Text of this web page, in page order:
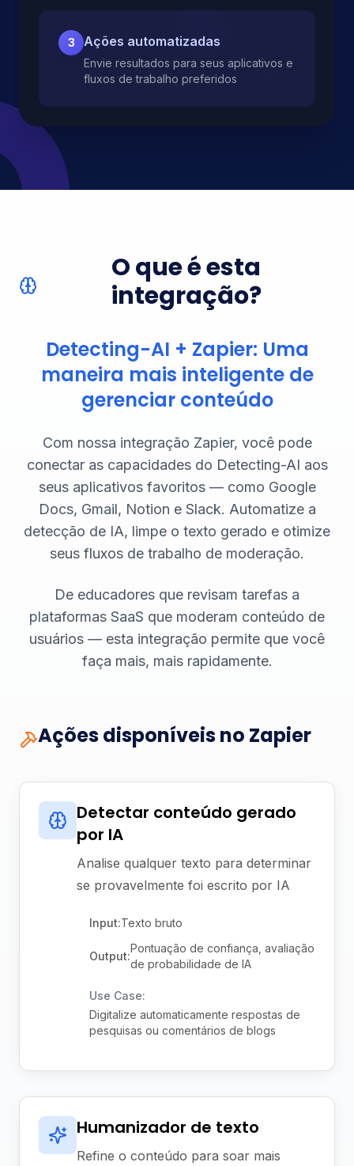
3 Ações automatizadas
Envie resultados para seus aplicativos e
fluxos de trabalho preferidos
O que é esta
integração?
Detecting-AI + Zapier: Uma
maneira mais inteligente de
gerenciar conteúdo
Com nossa integração Zapier, você pode
conectar as capacidades do Detecting-AI aos
seus aplicativos favoritos — como Google
Docs, Gmail, Notion e Slack. Automatize a
detecção de IA, limpe o texto gerado e otimize
seus fluxos de trabalho de moderação.
De educadores que revisam tarefas a
plataformas SaaS que moderam conteúdo de
usuários — esta integração permite que você
faça mais, mais rapidamente.
Ações disponíveis no Zapier
Detectar conteúdo gerado
por IA
Analise qualquer texto para determinar
se provavelmente foi escrito por IA
Input:Texto bruto
Output:
Pontuação de confiança, avaliação
de probabilidade de IA
Use Case:
Digitalize automaticamente respostas de
pesquisas ou comentários de blogs
Humanizador de texto
Refine o conteúdo para soar mais